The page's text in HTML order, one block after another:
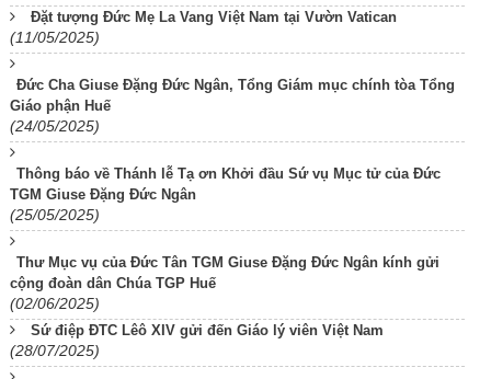
Đặt tượng Đức Mẹ La Vang Việt Nam tại Vườn Vatican
(11/05/2025)
Đức Cha Giuse Đặng Đức Ngân, Tổng Giám mục chính tòa Tổng
Giáo phận Huế
(24/05/2025)
Thông báo về Thánh lễ Tạ ơn Khởi đầu Sứ vụ Mục tử của Đức
TGM Giuse Đặng Đức Ngân
(25/05/2025)
Thư Mục vụ của Đức Tân TGM Giuse Đặng Đức Ngân kính gửi
cộng đoàn dân Chúa TGP Huế
(02/06/2025)
Sứ điệp ĐTC Lêô XIV gửi đến Giáo lý viên Việt Nam
(28/07/2025)